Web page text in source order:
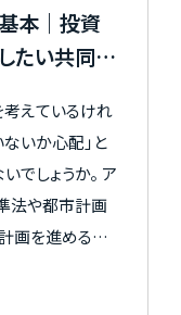
本｜投資
たい共同住
考えているけれ
いか心配」と
でしょうか。 ア
法や都市計画
画を進めるこ
計画前に確認